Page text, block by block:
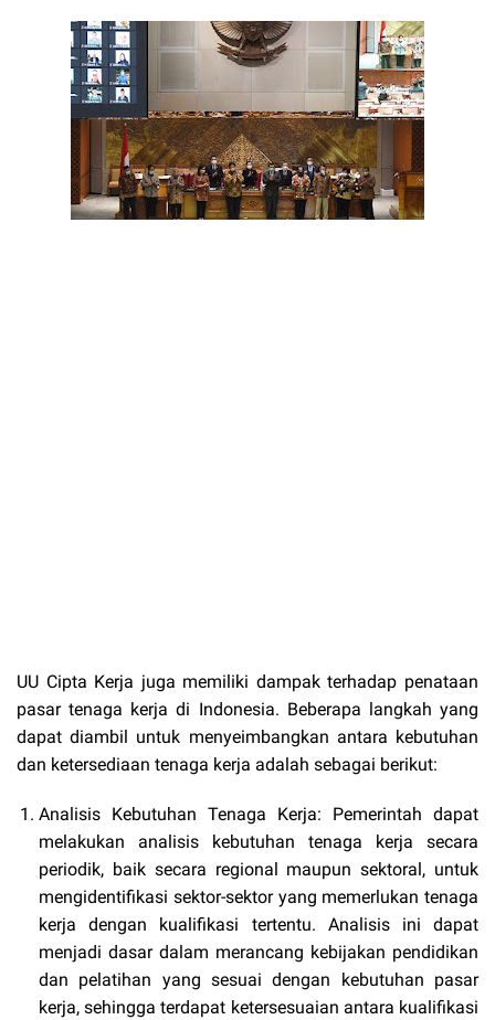
UU Cipta Kerja juga memiliki dampak terhadap penataan
pasar tenaga kerja di Indonesia. Beberapa langkah yang
dapat diambil untuk menyeimbangkan antara kebutuhan
dan ketersediaan tenaga kerja adalah sebagai berikut:
Analisis Kebutuhan Tenaga Kerja: Pemerintah dapat
melakukan analisis kebutuhan tenaga kerja secara
periodik, baik secara regional maupun sektoral, untuk
mengidentifikasi sektor-sektor yang memerlukan tenaga
kerja dengan kualifikasi tertentu. Analisis ini dapat
menjadi dasar dalam merancang kebijakan pendidikan
dan pelatihan yang sesuai dengan kebutuhan pasar
kerja, sehingga terdapat ketersesuaian antara kualifikasi